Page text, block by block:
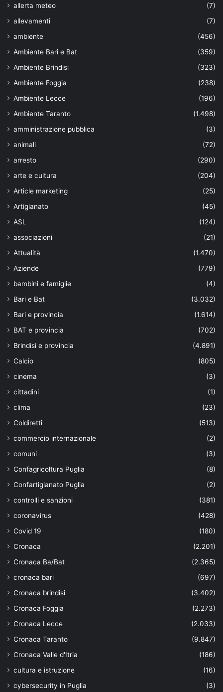
allerta meteo
(7)
allevamenti
(7)
ambiente
(456)
Ambiente Bari e Bat
(359)
Ambiente Brindisi
(323)
Ambiente Foggia
(238)
Ambiente Lecce
(196)
Ambiente Taranto
(1.498)
amministrazione pubblica
(3)
animali
(72)
arresto
(290)
arte e cultura
(204)
Article marketing
(25)
Artigianato
(45)
ASL
(124)
associazioni
(21)
Attualità
(1.470)
Aziende
(779)
bambini e famiglie
(4)
Bari e Bat
(3.032)
Bari e provincia
(1.614)
BAT e provincia
(702)
Brindisi e provincia
(4.891)
Calcio
(805)
cinema
(3)
cittadini
(1)
clima
(23)
Coldiretti
(513)
commercio internazionale
(2)
comuni
(3)
Confagricoltura Puglia
(8)
Confartigianato Puglia
(2)
controlli e sanzioni
(381)
coronavirus
(428)
Covid 19
(180)
Cronaca
(2.201)
Cronaca Ba/Bat
(2.365)
cronaca bari
(697)
Cronaca brindisi
(3.402)
Cronaca Foggia
(2.273)
Cronaca Lecce
(2.033)
Cronaca Taranto
(9.847)
Cronaca Valle d'Itria
(186)
cultura e istruzione
(16)
cybersecurity in Puglia
(3)